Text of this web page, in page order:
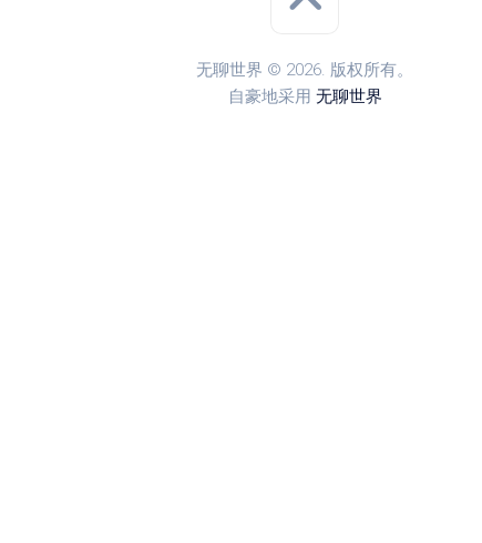
无聊世界 © 2026. 版权所有。
自豪地采用 无聊世界